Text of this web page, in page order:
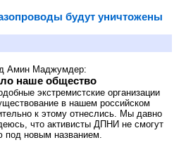
будут уничтожены
Амин Маджумдер:
наше общество
экстремистские организации
в нашем российском
к этому отнеслись. Мы давно
что активисты ДПНИ не смогут
под новым названием.